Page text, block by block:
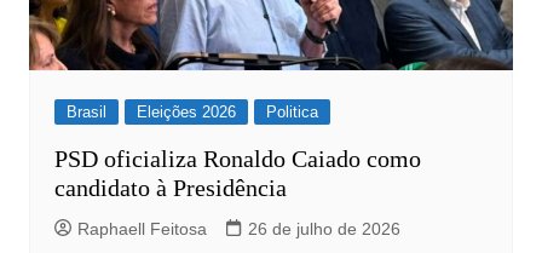
Brasil Eleições 2026 Politica
PSD oficializa Ronaldo Caiado como
candidato à Presidência
Raphaell Feitosa 26 de julho de 2026